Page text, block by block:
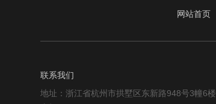
网站首页
联系我们
地址：浙江省杭州市拱墅区东新路948号3幢6楼